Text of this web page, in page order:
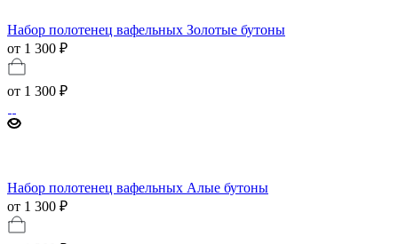
Набор полотенец вафельных Золотые бутоны
от 1 300 ₽
от 1 300 ₽
Набор полотенец вафельных Алые бутоны
от 1 300 ₽